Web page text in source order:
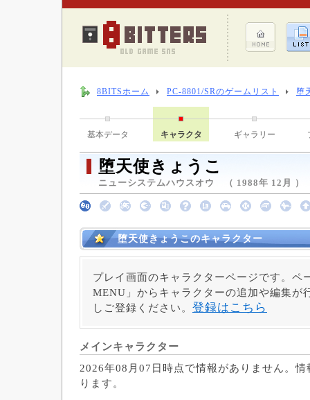
8BITSホーム PC-8801/SRのゲームリスト 堕
基本データ キャラクタ ギャラリー
堕天使きょうこ
ニューシステムハウスオウ （ 1988年 12月 ）
堕天使きょうこのキャラクター
プレイ画面のキャラクターページです。ペ
MENU」からキャラクターの追加や編集が
しご登録ください。 登録はこちら
メインキャラクター
2026年08月07日時点で情報がありません。
ります。